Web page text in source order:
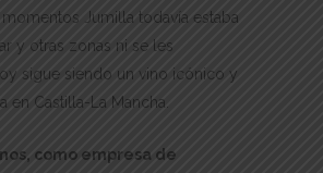
Jumilla todavía estaba
y otras zonas ni se les
sigue siendo un vino icónico y
en Castilla-La Mancha.
como empresa de